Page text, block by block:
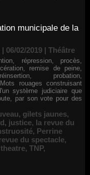
municipale de la
06/02/2019 | Théâtre
répression, procès,
remise de peine,
probation,
rouages construisant
système judiciaire que
par son vote pour des
, gilets jaunes,
, justice, la revue du
, Perrine
du spectacle,
theatre, TNP,